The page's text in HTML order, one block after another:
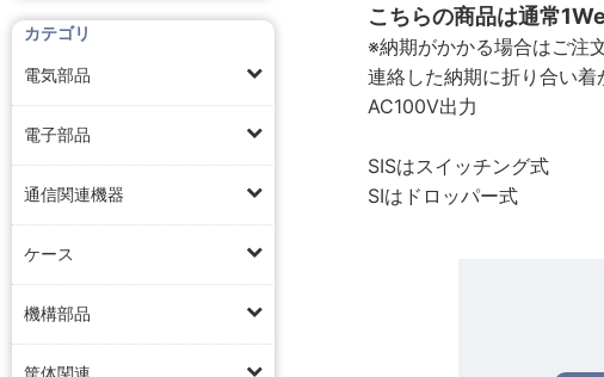
カテゴリ
電気部品
電子部品
通信関連機器
ケース
機構部品
筐体関連
こちらの商品は通常
※納期がかかる場合はご注
連絡した納期に折り合い着
AC100V出力
SISはスイッチング式
SIはドロッパー式